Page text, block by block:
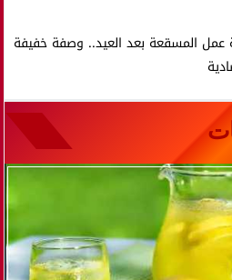
عمل المسقعة بعد العيد.. وصفة خفيفة